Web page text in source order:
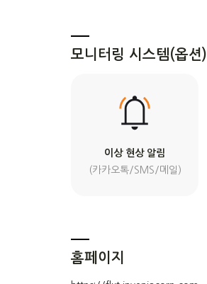
모니터링 시스템(옵션)
이상 현상 알림
(카카오톡/SMS/메일)
홈페이지